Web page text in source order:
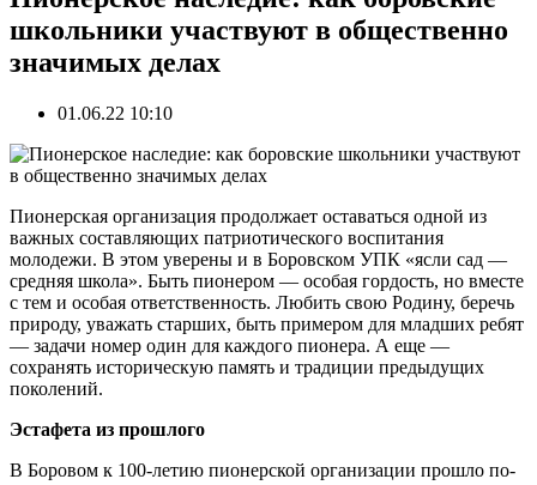
школьники участвуют в общественно
значимых делах
01.06.22 10:10
Пионерская организация продолжает оставаться одной из
важных составляющих патриотического воспитания
молодежи. В этом уверены и в Боровском УПК «ясли сад —
средняя школа». Быть пионером — особая гордость, но вместе
с тем и особая ответственность. Любить свою Родину, беречь
природу, уважать старших, быть примером для младших ребят
— задачи номер один для каждого пионера. А еще —
сохранять историческую память и традиции предыдущих
поколений.
Эстафета из прошлого
В Боровом к 100-летию пионерской организации прошло по-